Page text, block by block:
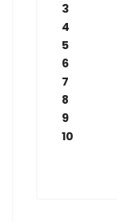
3
4
5
6
7
8
9
10